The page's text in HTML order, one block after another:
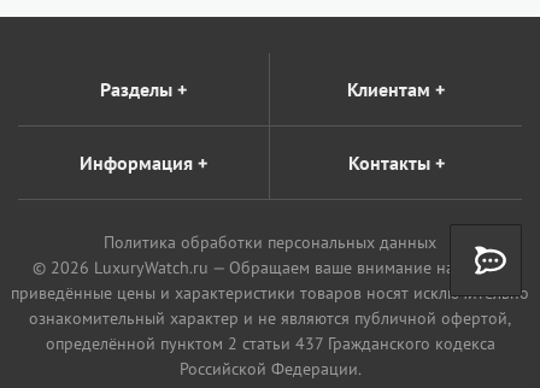
Разделы + Клиентам +
Информация + Контакты+
Политика обработки персональных данных
© 2026 LuxuryWatch.ru — Обращаем ваше внимание на то, что
приведённые цены и характеристики товаров носят исключительно
ознакомительный характер и не являются публичной офертой,
определённой пунктом 2 статьи 437 Гражданского кодекса
Российской Федерации.